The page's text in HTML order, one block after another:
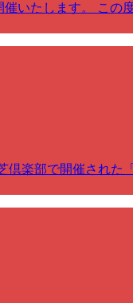
いたします。 この
楽部で開催された